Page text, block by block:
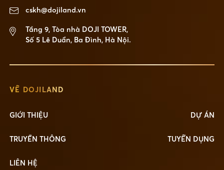
VỀ DOJILAND
GIỚI THIỆU DỰ ÁN
TRUYỀN THÔNG TUYỂN DỤNG
LIÊN HỆ
cskh@dojiland.vn
Tầng 9, Tòa nhà DOJI TOWER,
Số 5 Lê Duẩn, Ba Đình, Hà Nội.